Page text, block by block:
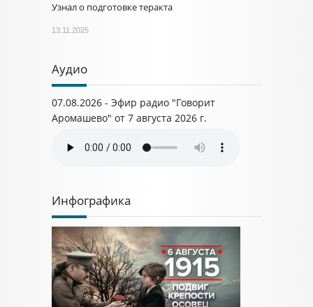
Узнал о подготовке теракта
13.11.2025
Аудио
07.08.2026 - Эфир радио "Говорит
Аромашево" от 7 августа 2026 г.
Инфографика